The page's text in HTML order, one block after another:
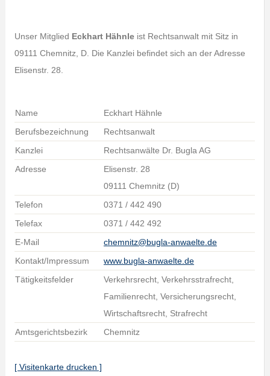
Unser Mitglied Eckhart Hähnleist Rechtsanwalt mit Sitz in
09111 Chemnitz, D. Die Kanzlei befindet sich an der Adresse
Elisenstr. 28.
Name
Eckhart Hähnle
Berufsbezeichnung
Rechtsanwalt
Kanzlei
Rechtsanwälte Dr. Bugla AG
Adresse
Elisenstr. 28
09111 Chemnitz (D)
Telefon
0371 / 442 490
Telefax
0371 / 442 492
E-Mail
chemnitz@bugla-anwaelte.de
Kontakt/Impressum
www.bugla-anwaelte.de
Tätigkeitsfelder
Verkehrsrecht, Verkehrsstrafrecht,
Familienrecht, Versicherungsrecht,
Wirtschaftsrecht, Strafrecht
Amtsgerichtsbezirk
Chemnitz
[ Visitenkarte drucken ]